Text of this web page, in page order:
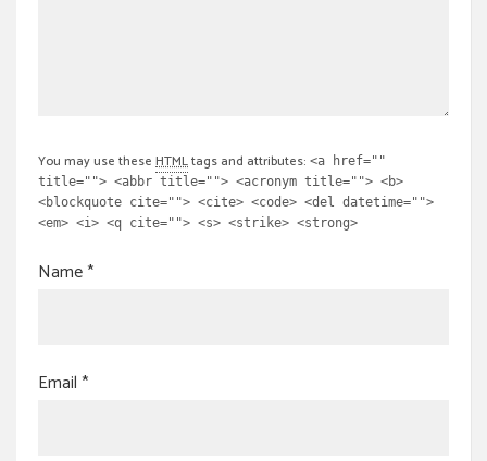
You may use these HTMLtags and attributes: <a href=""
title=""> <abbr title=""> <acronym title=""> <b>
<blockquote cite=""> <cite> <code> <del datetime="">
<em> <i> <q cite=""> <s> <strike> <strong>
Name*
Email*